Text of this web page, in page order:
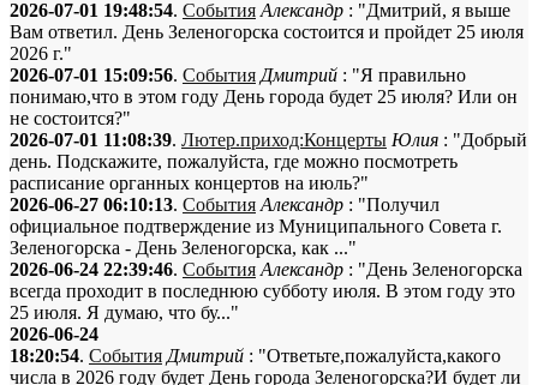
2026-07-01 19:48:54. События Александр : "Дмитрий, я выше
Вам ответил. День Зеленогорска состоится и пройдет 25 июля
2026 г."
2026-07-01 15:09:56. События Дмитрий : "Я правильно
понимаю,что в этом году День города будет 25 июля? Или он
не состоится?"
2026-07-01 11:08:39. Лютер.приход:Концерты Юлия : "Добрый
день. Подскажите, пожалуйста, где можно посмотреть
расписание органных концертов на июль?"
2026-06-27 06:10:13. События Александр : "Получил
официальное подтверждение из Муниципального Совета г.
Зеленогорска - День Зеленогорска, как ..."
2026-06-24 22:39:46. События Александр : "День Зеленогорска
всегда проходит в последнюю субботу июля. В этом году это
25 июля. Я думаю, что бу..."
2026-06-24
18:20:54. События Дмитрий : "Ответьте,пожалуйста,какого
числа в 2026 году будет День города Зеленогорска?И будет ли